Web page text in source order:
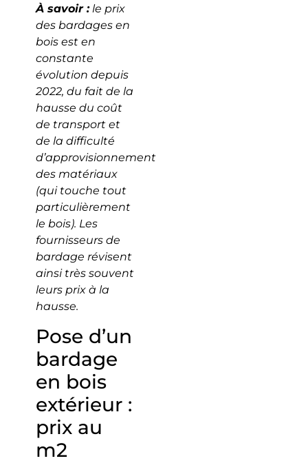
À savoir :le prix
des bardages en
bois est en
constante
évolution depuis
2022, du fait de la
hausse du coût
de transport et
de la difficulté
d’approvisionnement
des matériaux
(qui touche tout
particulièrement
le bois). Les
fournisseurs de
bardage révisent
ainsi très souvent
leurs prix à la
hausse.
Pose d’un
bardage
en bois
extérieur :
prix au
m2